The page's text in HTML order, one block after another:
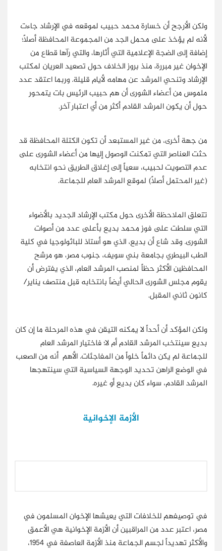
ولكن الأرجح أن خسارة محمد حبيب لموقعه في الإرشاد جاءت
لأنه لم يؤخذ على محمل الجد من المجموعة المحافظة أصلاً؛
إضافة إلى الضجة الإعلامية التي أثارها، والتي رآها قطاع من
الإخوان غير مبررة، منذ بروز الخلاف حول تصعيد العريان لمكتب
الإرشاد وتنحي المرشد عن مهامه لأيام قليلة. وربما اعتقد عدد
ملموس من أعضاء الشورى أن هم حبيب الرئيس بات يتمحور
حول أن يكون المرشد القادم أكثر من أي اعتبار آخر.
من جهة أخرى، من غير المستبعد أن تكون الكتلة المحافظة قد
حثت العناصر التي تمكنت الوصول إليها من أعضاء الشورى على
عدم التصويت لحبيب، سعياً إلى إغلاق الطريق نحو انتخابه
(غير المحتمل أصلاً) لموقع المرشد العام للجماعة.
تتعلق الملاحظة الأخرى حول مكتب الإرشاد الجديد بالأضواء
التي سلطت على فوز محمد بديع بأعلى عدد من أصوات
الشورى. وقد شاع أن بديع، الذي هو أستاذ للباثولوجيا في كلية
الطب البيطري بجامعة بني سويف، جنوب مصر، هو مرشح
المحافظين الأكثر حظاً لمنصب المرشد العام، الذي يفترض أن
يقوم مجلس الشورى الحالي أيضاً بانتخابه قبل منتصف يناير/
كانون ثاني المقبل.
ولكن المؤكد أن أحداً لا يمكنه التيقن في هذه المرحلة ما إن كان
بديع سينتخب المرشد القادم أم لا؛ فاختيار المرشد العام
للجماعة لم يكن دائماً خلواً من المفاجئات. الأهم أنه من الصعب
في الوضع الراهن تحديد الوجهة السياسية التي سينتهجها
المرشد القادم، سواء كان بديع أو غيره.
الأزمة الإخوانية
في توصيفهم للخلافات التي يعيشها الإخوان المسلمون في
مصر، اعتبر عدد من المراقبين أن الأزمة الإخوانية هي الأعمق
والأكثر تهديداً لجسم الجماعة منذ الأزمة العاصفة في 1954،